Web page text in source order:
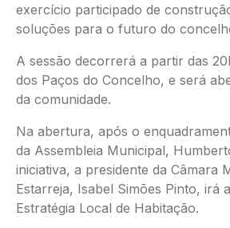
exercício participado de
soluções para o futuro do
A sessão decorrerá a partir das
dos Paços do Concelho, e será
da comunidade.
Na abertura, após o
da Assembleia Municipal,
iniciativa, a presidente da Câmara
Estarreja, Isabel Simões Pinto, irá
Estratégia Local de Habitação.